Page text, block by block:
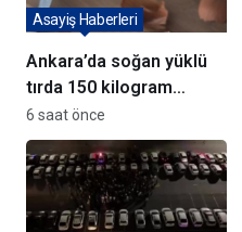
Ankara’da soğan yüklü
tırda 150 kilogram
metamfetamin ele
geçirildi
Asayiş Haberleri
6 saat önce